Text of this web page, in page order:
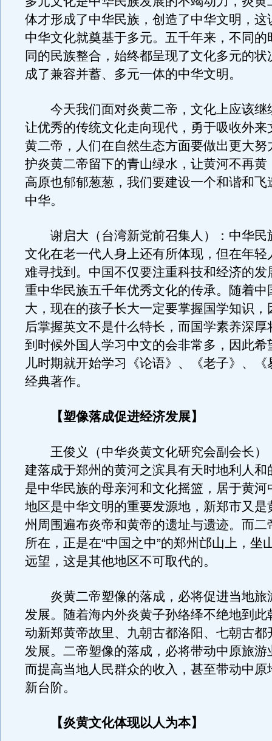
体才形成了中华民族，创造了中华文明，这
中华文化就奠基于多元。五千年来，不同的
同的民族整合，始终都呈现了文化多元的状
成了兼容并蓄、多元一体的中华文明。
今天我们面对炎黄二帝，文化上应该继
让优秀的传统文化走向现代，勇于吸收外来
黄二帝，人们在自然生态方面要做出更大努
护炎黄二帝留下的青山绿水，让黄河不再黄
高原也郁郁葱葱，我们要建设一个和谐和飞
中华。
谢启大（台湾新党前召集人）：中华民
文化在老一代人身上还有所体现，但在年轻
难寻找到。中国不仅要注重科技和经济的发
重中华民族五千年优秀文化的传承。随着中
大，现在的孩子长大一定要掌握国学知识，
后掌握英文不是什么特长，而国学素养深厚
到时候外国人学习中文的会非常多，因此希
儿时期就开始学习《论语》、《老子》、《
经典著作。
【塑像落成促进经济发展】
王俊义（中华炎黄文化研究会副会长）
建落成于郑州的黄河之滨具有天时地利人和
是中华民族的母亲河和文化摇篮，居于黄河
地区是中华文明的重要发源地，新郑市又是
州周围遍布炎帝和黄帝的遗址与遗迹。而二
所在，正是在“中国之中”的郑州邙山上，坐
远望，这是其他地区不可取代的。
炎黄二帝塑像的落成，必将促进当地旅
发展。随着海内外炎黄子孙络绎不绝地到此
动新郑黄帝故里、九朝古都洛阳、七朝古都
发展。二帝塑像的落成，必将带动中原旅游
而提高当地人民群众的收入，甚至带动中原
新台阶。
【炎黄文化体现以人为本】